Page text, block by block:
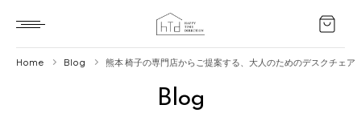
Blog
Home Blog 熊本 椅子の専門店からご提案する、大人のためのデスクチェア